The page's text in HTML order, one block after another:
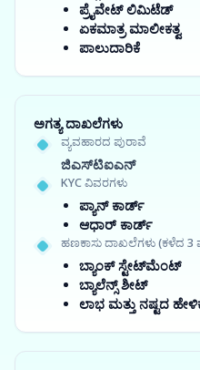
ಪ್ರೈವೇಟ್ ಲಿಮಿಟೆಡ್
ಏಕಮಾತ್ರ ಮಾಲೀಕತ್ವ
ಪಾಲುದಾರಿಕೆ
ಅಗತ್ಯ ದಾಖಲೆಗಳು
ವ್ಯವಹಾರದ ಪುರಾವೆ
ಜಿಎಸ್‍ಟಿಐಎನ್
KYC ವಿವರಗಳು
ಪ್ಯಾನ್ ಕಾರ್ಡ್
ಆಧಾರ್ ಕಾರ್ಡ್
ಹಣಕಾಸು ದಾಖಲೆಗಳು (ಕಳೆದ 3
ಬ್ಯಾಂಕ್ ಸ್ಟೇಟ್‌ಮೆಂಟ್
ಬ್ಯಾಲೆನ್ಸ್ ಶೀಟ್
ಲಾಭ ಮತ್ತು ನಷ್ಟದ